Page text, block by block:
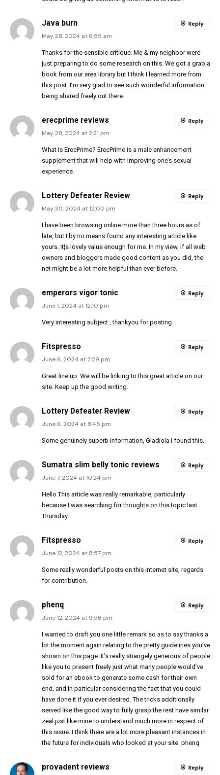
Java burn
May 28, 2024 at 6:55 am
Thanks for the sensible critique. Me & my neighbor were
just preparing to do some research on this. We got a grab a
book from our area library but I think I learned more from
this post. I’m very glad to see such wonderful information
being shared freely out there.
Reply
erecprime reviews
May 28, 2024 at 2:21 pm
What Is ErecPrime? ErecPrime is a male enhancement
supplement that will help with improving one’s sexual
experience.
Reply
Lottery Defeater Review
May 30, 2024 at 12:00 pm
I have been browsing online more than three hours as of
late, but I by no means found any interesting article like
yours. It¦s lovely value enough for me. In my view, if all web
owners and bloggers made good content as you did, the
net might be a lot more helpful than ever before.
Reply
emperors vigor tonic
June 1, 2024 at 12:10 pm
Very interesting subject , thankyou for posting.
Reply
Fitspresso
June 6, 2024 at 2:29 pm
Great line up. We will be linking to this great article on our
site. Keep up the good writing.
Reply
Lottery Defeater Review
June 6, 2024 at 8:45 pm
Some genuinely superb information, Gladiola I found this.
Reply
Sumatra slim belly tonic reviews
June 7, 2024 at 10:24 pm
Hello.This article was really remarkable, particularly
because I was searching for thoughts on this topic last
Thursday.
Reply
Fitspresso
June 12, 2024 at 8:57 pm
Some really wonderful posts on this internet site, regards
for contribution.
Reply
phenq
June 12, 2024 at 9:56 pm
I wanted to draft you one little remark so as to say thanks a
lot the moment again relating to the pretty guidelines you’ve
shown on this page. It’s really strangely generous of people
like you to present freely just what many people would’ve
sold for an ebook to generate some cash for their own
end, and in particular considering the fact that you could
have done it if you ever desired. The tricks additionally
served like the good way to fully grasp the rest have similar
zeal just like mine to understand much more in respect of
this issue. I think there are a lot more pleasant instances in
the future for individuals who looked at your site. phenq
Reply
provadent reviews Reply